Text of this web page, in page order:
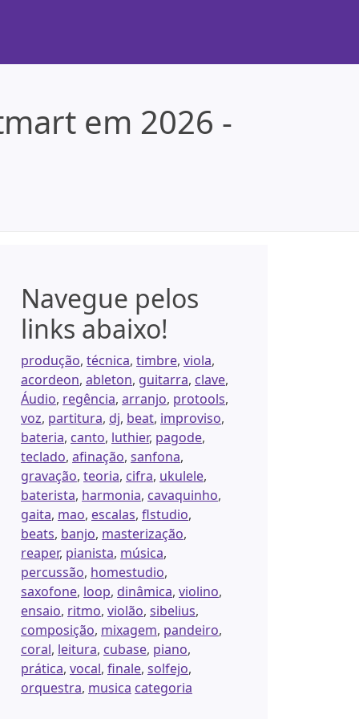
em 2026 -
Navegue pelos
links abaixo!
produção, técnica, timbre, viola,
acordeon, ableton, guitarra, clave,
Áudio, regência, arranjo, protools,
voz, partitura, dj, beat, improviso,
bateria, canto, luthier, pagode,
teclado, afinação, sanfona,
gravação, teoria, cifra, ukulele,
baterista, harmonia, cavaquinho,
gaita, mao, escalas, flstudio,
beats, banjo, masterização,
reaper, pianista, música,
percussão, homestudio,
saxofone, loop, dinâmica, violino,
ensaio, ritmo, violão, sibelius,
composição, mixagem, pandeiro,
coral, leitura, cubase, piano,
prática, vocal, finale, solfejo,
orquestra, musica categoria